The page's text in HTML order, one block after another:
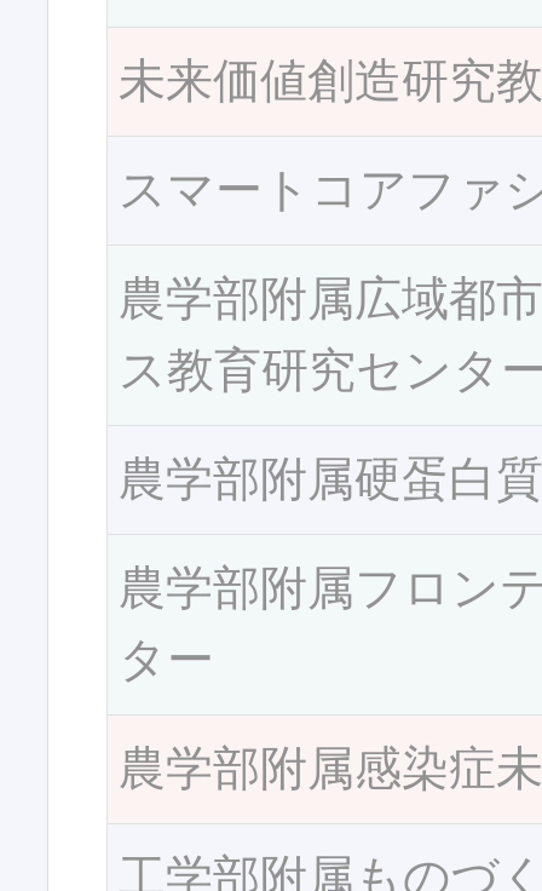
未来価値創造研究
スマートコアファ
農学部附属広域都
ス教育研究センタ
農学部附属硬蛋白
農学部附属フロン
ター
農学部附属感染症
工学部附属ものづ